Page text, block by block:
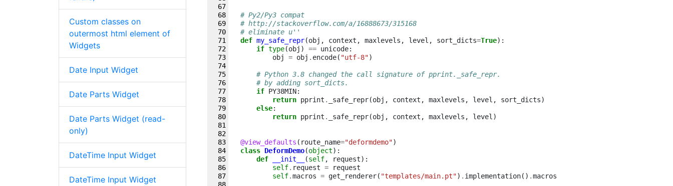
Custom classes on
outermost html element of
Widgets
Date Input Widget
Date Parts Widget
Date Parts Widget (read-
only)
DateTime Input Widget
DateTime Input Widget
# Py2/Py3 compat
# http://stackoverflow.com/a/16888673/315168
# eliminate u''
def my_safe_repr(obj , context , maxlevels , level , sort_dicts=True):
if type(obj ) == unicode:
obj
= obj . encode( "utf-8")
# Python 3.8 changed the call signature of pprint._safe_repr.
# by adding sort_dicts.
if PY38MIN:
return pprint . _safe_repr(obj , context , maxlevels , level , sort_dicts)
else:
return pprint . _safe_repr(obj , context , maxlevels , level )
@view_defaults ( route_name="deformdemo")
class DeformDemo(object):
def
__init__ (self, request):
self. request =
request
self.macros = get_renderer( "templates/main.pt") . implementation() .macros